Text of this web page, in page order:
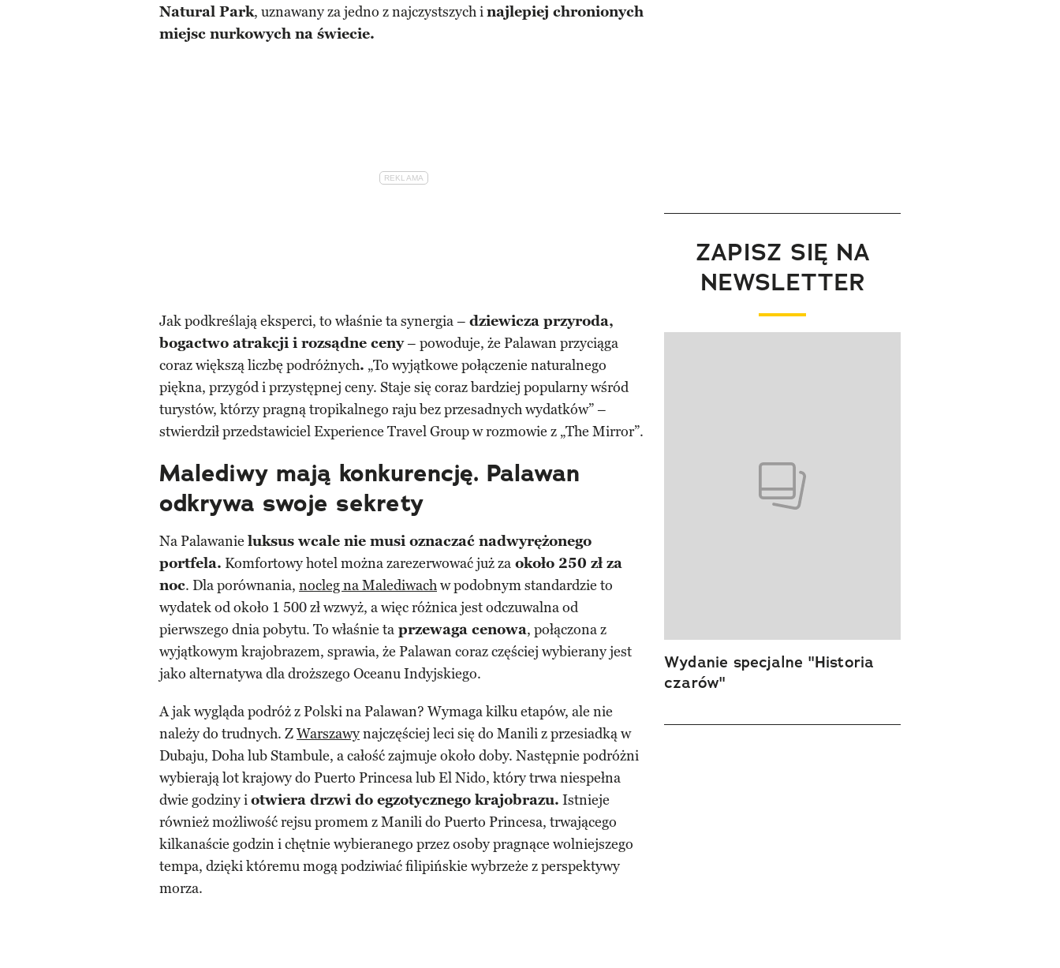
Natural Park, uznawany za jedno z najczystszych inajlepiej chronionych
miejsc nurkowych na świecie.
Jak podkreślają eksperci, to właśnie ta synergia – dziewicza przyroda,
bogactwo atrakcji i rozsądne ceny– powoduje, że Palawan przyciąga
coraz większą liczbę podróżnych. „To wyjątkowe połączenie naturalnego
piękna, przygód i przystępnej ceny. Staje się coraz bardziej popularny wśród
turystów, którzy pragną tropikalnego raju bez przesadnych wydatków” –
stwierdził przedstawiciel Experience Travel Group w rozmowie z „The Mirror”.
Malediwy mają konkurencję. Palawan
odkrywa swoje sekrety
Na Palawanie luksus wcale nie musi oznaczać nadwyrężonego
portfela. Komfortowy hotel można zarezerwować już za około 250 zł za
noc. Dla porównania, nocleg na Malediwachw podobnym standardzie to
wydatek od około 1 500 zł wzwyż, a więc różnica jest odczuwalna od
pierwszego dnia pobytu. To właśnie ta przewaga cenowa, połączona z
wyjątkowym krajobrazem, sprawia, że Palawan coraz częściej wybierany jest
jako alternatywa dla droższego Oceanu Indyjskiego.
A jak wygląda podróż z Polski na Palawan? Wymaga kilku etapów, ale nie
należy do trudnych. ZWarszawynajczęściej leci się do Manili z przesiadką w
Dubaju, Doha lub Stambule, a całość zajmuje około doby. Następnie podróżni
wybierają lot krajowy do Puerto Princesa lub El Nido, który trwa niespełna
dwie godziny iotwiera drzwi do egzotycznego krajobrazu. Istnieje
również możliwość rejsu promem z Manili do Puerto Princesa, trwającego
kilkanaście godzin i chętnie wybieranego przez osoby pragnące wolniejszego
tempa, dzięki któremu mogą podziwiać filipińskie wybrzeże z perspektywy
morza.
ZAPISZ SIĘ NA
NEWSLETTER
Wydanie specjalne "Historia
czarów"